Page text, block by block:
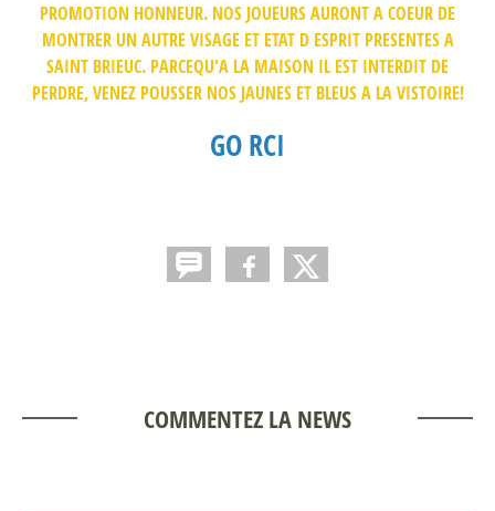
PROMOTION HONNEUR. NOS JOUEURS AURONT A COEUR DE
MONTRER UN AUTRE VISAGE ET ETAT D ESPRIT PRESENTES A
SAINT BRIEUC. PARCEQU'A LA MAISON IL EST INTERDIT DE
PERDRE, VENEZ POUSSER NOS JAUNES ET BLEUS A LA VISTOIRE!
GO RCI
COMMENTEZ LA NEWS